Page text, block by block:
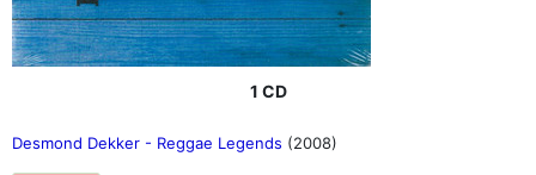
1 CD
Desmond Dekker - Reggae Legends (2008)